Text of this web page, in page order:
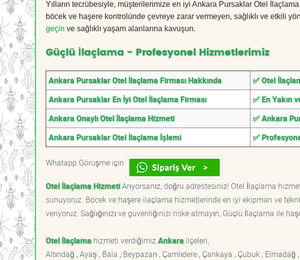
Yılların tecrübesiyle, müşterilerimize en iyi Ankara Pursaklar Otel
böcek ve haşere kontrolünde çevreye zarar vermeyen, sağlıklı ve etkili
geçin ve sağlıklı yaşam alanlarına kavuşun.
Güçlü İlaçlama - Profesyonel Hizmetlerimiz
Ankara Pursaklar Otel İlaçlama Firması Hakkında
✅ Otel
Ankara Pursaklar En İyi Otel İlaçlama Firması
✅ En Yakın
Ankara Onaylı Otel İlaçlama Hizmeti
✅ Ankara
Ankara Pursaklar Otel İlaçlama İşlemi
✅
Whatapp Görüşme için
Otel İlaçlama HizmetiArıyorsanız, doğru adrestesiniz! Otel İlaçlama
sunuyoruz. Böcek ve haşere ilaçlama hizmetlerinde en iyi ekipman ve
veriyoruz. Sağlığınızı ve güvenliğinizi riske atmayın, Güçlü İlaçlama ile
Otel İlaçlama hizmeti verdiğimizAnkara ilçeleri;
Altındağ , Ayaş , Bala , Beypazarı , Çamlıdere , Çankaya , Çubuk ,